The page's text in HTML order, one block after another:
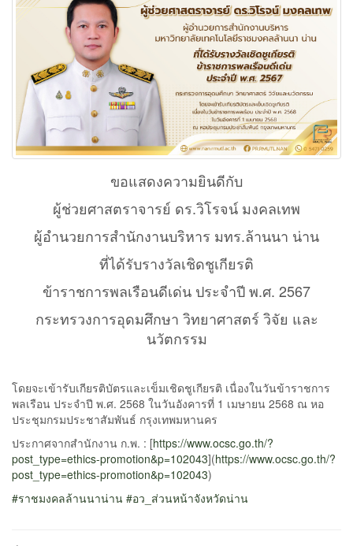
ขอแสดงความยินดีกับ
ผู้ช่วยศาสตราจารย์ ดร.วิโรจน์ มงคลเทพ
ผู้อำนวยการสำนักงานบริหาร มทร.ล้านนา น่าน
ที่ได้รับรางวัลเชิดชูเกียรติ
ข้าราชการพลเรือนดีเด่น ประจำปี พ.ศ. 2567
กระทรวงการอุดมศึกษา วิทยาศาสตร์ วิจัย และ
นวัตกรรม
โดยจะเข้ารับเกียรติบัตรและเข็มเชิดชูเกียรติ เนื่องในวันข้าราชการ
พลเรือน ประจำปี พ.ศ. 2568 ในวันอังคารที่ 1 เมษายน 2568 ณ หอ
ประชุมกรมประชาสัมพันธ์ กรุงเทพมหานคร
ประกาศจากสำนักงาน ก.พ. : [https://www.ocsc.go.th/?
post_type=ethics-promotion&p=102043](https://www.ocsc.go.th/?
post_type=ethics-promotion&p=102043)
#ราชมงคลล้านนาน่าน #อว_ส่วนหน้าจังหวัดน่าน